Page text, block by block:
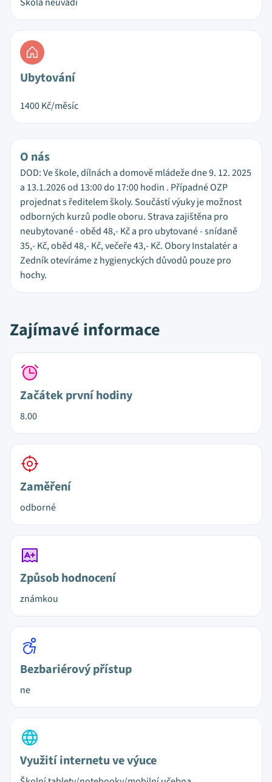
Ubytování
1400Kč/měsíc
O nás
DOD: Ve škole, dílnách a domově mládeže dne 9. 12. 2025
a 13.1.2026 od 13:00 do 17:00 hodin . Případné OZP
projednat s ředitelem školy. Součástí výuky je možnost
odborných kurzů podle oboru. Strava zajištěna pro
neubytované - oběd 48,- Kč a pro ubytované - snídaně
35,- Kč, oběd 48,- Kč, večeře 43,- Kč. Obory Instalatér a
Zedník otevíráme z hygienyckých důvodů pouze pro
hochy.
Zajímavé informace
Začátek první hodiny
8.00
Zaměření
odborné
Způsob hodnocení
známkou
Bezbariérový přístup
ne
Využití internetu ve výuce